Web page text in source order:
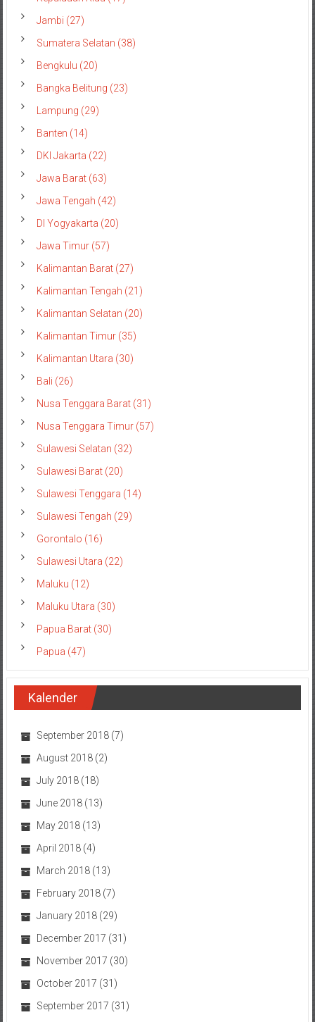
Jambi (27)
Sumatera Selatan (38)
Bengkulu (20)
Bangka Belitung (23)
Lampung (29)
Banten (14)
DKI Jakarta (22)
Jawa Barat (63)
Jawa Tengah (42)
DI Yogyakarta (20)
Jawa Timur (57)
Kalimantan Barat (27)
Kalimantan Tengah (21)
Kalimantan Selatan (20)
Kalimantan Timur (35)
Kalimantan Utara (30)
Bali (26)
Nusa Tenggara Barat (31)
Nusa Tenggara Timur (57)
Sulawesi Selatan (32)
Sulawesi Barat (20)
Sulawesi Tenggara (14)
Sulawesi Tengah (29)
Gorontalo (16)
Sulawesi Utara (22)
Maluku (12)
Maluku Utara (30)
Papua Barat (30)
Papua (47)
Kalender
September 2018(7)
August 2018(2)
July 2018(18)
June 2018(13)
May 2018(13)
April 2018(4)
March 2018(13)
February 2018(7)
January 2018(29)
December 2017 (31)
November 2017 (30)
October 2017 (31)
September 2017 (31)